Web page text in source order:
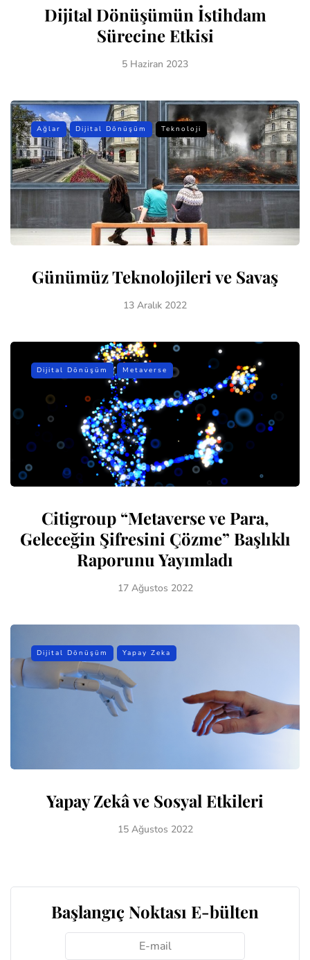
Dijital Dönüşümün İstihdam
Sürecine Etkisi
5 Haziran 2023
Ağlar Dijital Dönüşüm Teknoloji
Günümüz Teknolojileri ve Savaş
13 Aralık 2022
Dijital Dönüşüm Metaverse
Citigroup “Metaverse ve Para,
Geleceğin Şifresini Çözme” Başlıklı
Raporunu Yayımladı
17 Ağustos 2022
Dijital Dönüşüm Yapay Zeka
Yapay Zekâ ve Sosyal Etkileri
15 Ağustos 2022
Başlangıç Noktası E-bülten